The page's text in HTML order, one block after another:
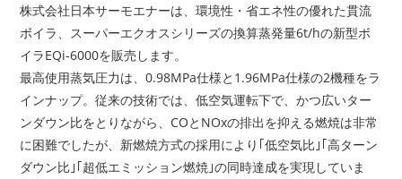
株式会社日本サーモエナーは、環境性・省エネ性の優れた貫流
ボイラ、スーパーエクオスシリーズの換算蒸発量6t/hの新型ボ
イラEQi-6000を販売します。
最高使用蒸気圧力は、0.98MPa仕様と1.96MPa仕様の2機種をラ
インナップ。従来の技術では、低空気運転下で、かつ広いター
ンダウン比をとりながら、COとNOxの排出を抑える燃焼は非常
に困難でしたが、新燃焼方式の採用により｢低空気比｣｢高ターン
ダウン比｣｢超低エミッション燃焼｣の同時達成を実現していま